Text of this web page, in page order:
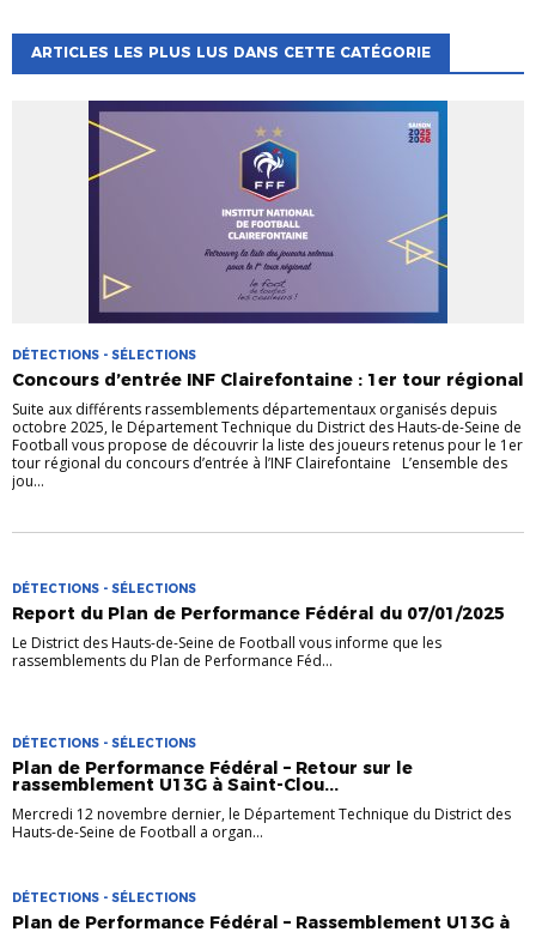
ARTICLES LES PLUS LUS DANS CETTE CATÉGORIE
DÉTECTIONS - SÉLECTIONS
Concours d’entrée INF Clairefontaine : 1er tour régional
Suite aux différents rassemblements départementaux organisés depuis
octobre 2025, le Département Technique du District des Hauts-de-Seine de
Football vous propose de découvrir la liste des joueurs retenus pour le 1er
tour régional du concours d’entrée à l’INF Clairefontaine L’ensemble des
jou...
DÉTECTIONS - SÉLECTIONS
Report du Plan de Performance Fédéral du 07/01/2025
Le District des Hauts-de-Seine de Football vous informe que les
rassemblements du Plan de Performance Féd...
DÉTECTIONS - SÉLECTIONS
Plan de Performance Fédéral – Retour sur le
rassemblement U13G à Saint-Clou...
Mercredi 12 novembre dernier, le Département Technique du District des
Hauts-de-Seine de Football a organ...
DÉTECTIONS - SÉLECTIONS
Plan de Performance Fédéral – Rassemblement U13G à